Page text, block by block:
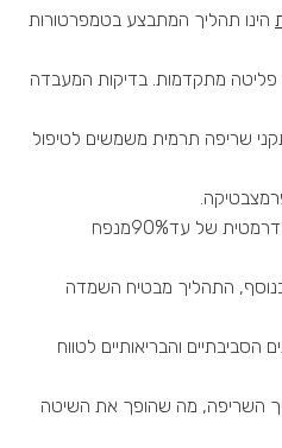
הינו תהליך המתבצע בטמפרטורות
פליטה מתקדמות. בדיקות המעבדה
שריפה תרמית משמשים לטיפול
של עד90%מנפח
התהליך מבטיח השמדה
והבריאותיים לטווח
השריפה, מה שהופך את השיטה